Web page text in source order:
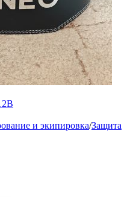
и экипировка/Защита